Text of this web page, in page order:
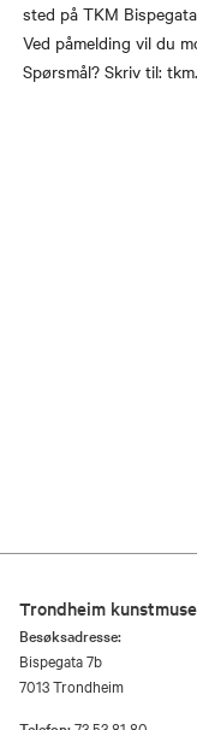
sted på TKM
Ved påmelding vil du
Spørsmål? Skriv til:
Trondheim
Besøksadresse:
Bispegata 7b
7013 Trondheim